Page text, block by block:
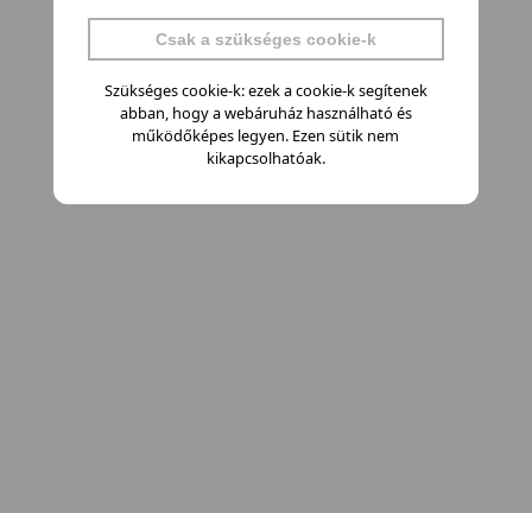
Csak a szükséges cookie-k
Szükséges cookie-k: ezek a cookie-k segítenek
abban, hogy a webáruház használható és
működőképes legyen. Ezen sütik nem
kikapcsolhatóak.